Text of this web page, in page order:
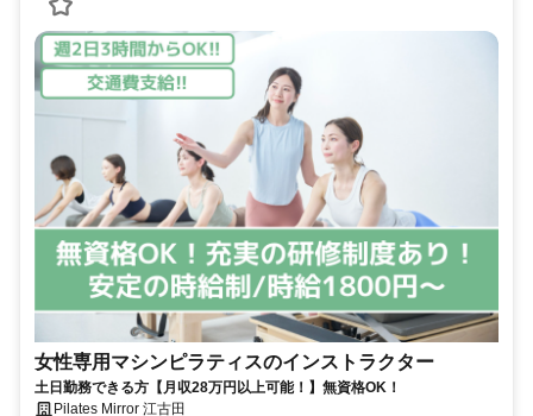
女性専用マシンピラティスのインストラクター
土日勤務できる方【月収28万円以上可能！】無資格OK！
Pilates Mirror 江古田